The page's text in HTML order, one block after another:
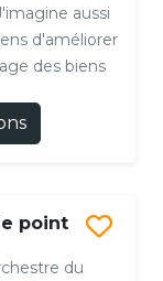
aussi
d'améliorer
des biens
point
du